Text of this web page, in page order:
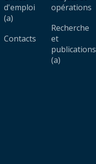
d'emploi
(a)
Contacts
opérations
Recherche
et
publications
(a)